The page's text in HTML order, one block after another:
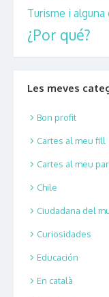
Turisme i alguna
¿Por qué?
Les meves
Bon profit
Cartes al meu fill
Cartes al meu
Chile
Ciudadana del
Curiosidades
Educación
En català